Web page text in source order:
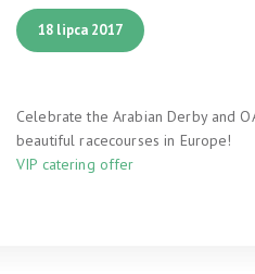
18 lipca 2017
Celebrate the Arabian Derby and
beautiful racecourses in Europe!
VIP catering offer